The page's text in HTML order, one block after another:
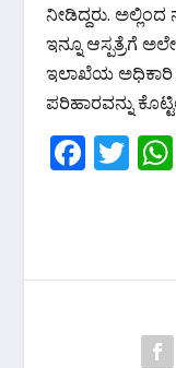
ನೀಡಿದ್ದರು. ಅಲ್ಲಿಂದ
ಇನ್ನೂ ಆಸ್ಪತ್ರೆಗೆ
ಇಲಾಖೆಯ ಅಧಿಕಾರಿ
ಪರಿಹಾರವನ್ನು
F
o
T